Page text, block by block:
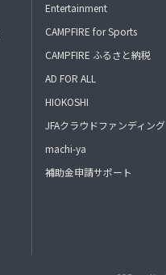
Entertainment
CAMPFIRE for Sports
CAMPFIRE ふるさと納税
AD FOR ALL
HIOKOSHI
JFAクラウドファンディング
machi-ya
補助金申請サポート